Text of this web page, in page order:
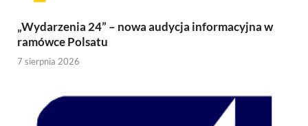
„Wydarzenia 24” – nowa audycja informacyjna w
ramówce Polsatu
7 sierpnia 2026